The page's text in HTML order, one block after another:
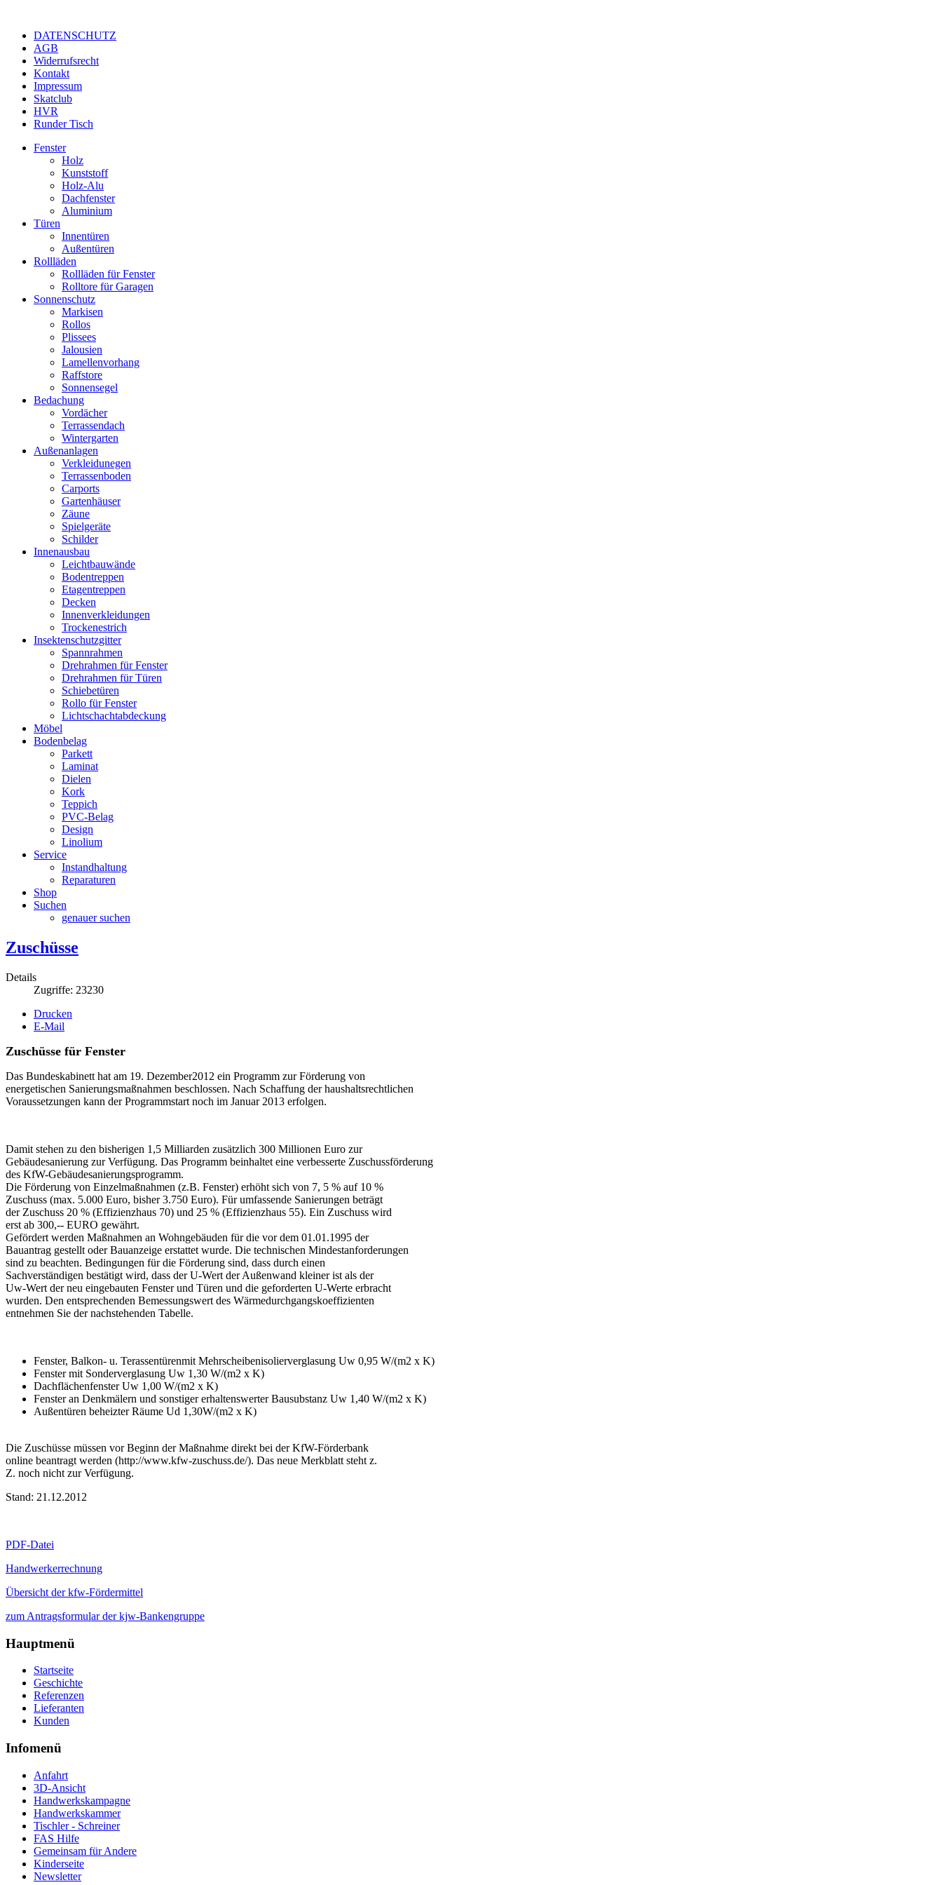
DATENSCHUTZ
AGB
Widerrufsrecht
Kontakt
Impressum
Skatclub
HVR
Runder Tisch
Fenster
Holz
Kunststoff
Holz-Alu
Dachfenster
Aluminium
Türen
Innentüren
Außentüren
Rollläden
Rollläden für Fenster
Rolltore für Garagen
Sonnenschutz
Markisen
Rollos
Plissees
Jalousien
Lamellenvorhang
Raffstore
Sonnensegel
Bedachung
Vordächer
Terrassendach
Wintergarten
Außenanlagen
Verkleidunegen
Terrassenboden
Carports
Gartenhäuser
Zäune
Spielgeräte
Schilder
Innenausbau
Leichtbauwände
Bodentreppen
Etagentreppen
Decken
Innenverkleidungen
Trockenestrich
Insektenschutzgitter
Spannrahmen
Drehrahmen für Fenster
Drehrahmen für Türen
Schiebetüren
Rollo für Fenster
Lichtschachtabdeckung
Möbel
Bodenbelag
Parkett
Laminat
Dielen
Kork
Teppich
PVC-Belag
Design
Linolium
Service
Instandhaltung
Reparaturen
Shop
Suchen
genauer suchen
Zuschüsse
Details
Zugriffe: 23230
Drucken
E-Mail
Zuschüsse für Fenster
Das Bundeskabinett hat am 19. Dezember2012 ein Programm zur Förderung von
energetischen Sanierungsmaßnahmen beschlossen. Nach Schaffung der haushaltsrechtlichen
Voraussetzungen kann der Programmstart noch im Januar 2013 erfolgen.
Damit stehen zu den bisherigen 1,5 Milliarden zusätzlich 300 Millionen Euro zur
Gebäudesanierung zur Verfügung. Das Programm beinhaltet eine verbesserte Zuschussförderung
des KfW-Gebäudesanierungsprogramm.
Die Förderung von Einzelmaßnahmen (z.B. Fenster) erhöht sich von 7, 5 % auf 10 %
Zuschuss (max. 5.000 Euro, bisher 3.750 Euro). Für umfassende Sanierungen beträgt
der Zuschuss 20 % (Effizienzhaus 70) und 25 % (Effizienzhaus 55). Ein Zuschuss wird
erst ab 300,-- EURO gewährt.
Gefördert werden Maßnahmen an Wohngebäuden für die vor dem 01.01.1995 der
Bauantrag gestellt oder Bauanzeige erstattet wurde. Die technischen Mindestanforderungen
sind zu beachten. Bedingungen für die Förderung sind, dass durch einen
Sachverständigen bestätigt wird, dass der U-Wert der Außenwand kleiner ist als der
Uw-Wert der neu eingebauten Fenster und Türen und die geforderten U-Werte erbracht
wurden. Den entsprechenden Bemessungswert des Wärmedurchgangskoeffizienten
entnehmen Sie der nachstehenden Tabelle.
Fenster, Balkon- u. Terassentürenmit Mehrscheibenisolierverglasung Uw 0,95 W/(m2 x K)
Fenster mit Sonderverglasung Uw 1,30 W/(m2 x K)
Dachflächenfenster Uw 1,00 W/(m2 x K)
Fenster an Denkmälern und sonstiger erhaltenswerter Bausubstanz Uw 1,40 W/(m2 x K)
Außentüren beheizter Räume Ud 1,30W/(m2 x K)
Die Zuschüsse müssen vor Beginn der Maßnahme direkt bei der KfW-Förderbank
online beantragt werden (http://www.kfw-zuschuss.de/). Das neue Merkblatt steht z.
Z. noch nicht zur Verfügung.
Stand: 21.12.2012
PDF-Datei
Handwerkerrechnung
Übersicht der kfw-Fördermittel
zum Antragsformular der kjw-Bankengruppe
Hauptmenü
Startseite
Geschichte
Referenzen
Lieferanten
Kunden
Infomenü
Anfahrt
3D-Ansicht
Handwerkskampagne
Handwerkskammer
Tischler - Schreiner
FAS Hilfe
Gemeinsam für Andere
Kinderseite
Newsletter